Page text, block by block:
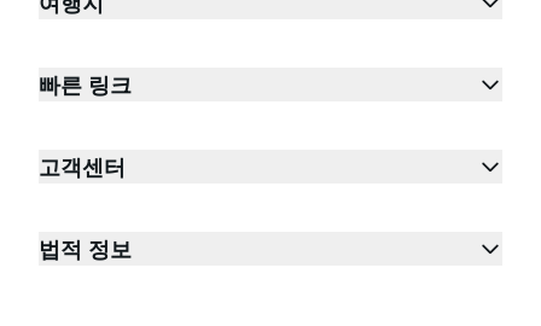
빠른 링크
고객센터
법적 정보